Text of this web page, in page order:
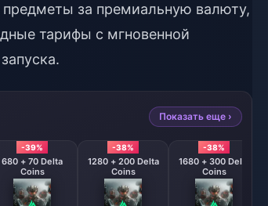
за премиальную валюту,
тарифы с мгновенной
Показать еще ›
-39%
680 + 70 Delta
Coins
-38%
1280 + 200 Delta
Coins
-38%
1680 + 300 Delta
Coins